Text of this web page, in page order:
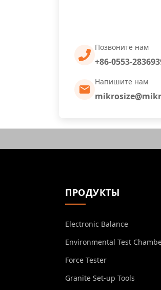
Позвоните нам
+86-0553-
Напишите нам
ПРОДУКТЫ
Electronic Balance
Environmental Test
Force Tester
Granite Set-up Tools